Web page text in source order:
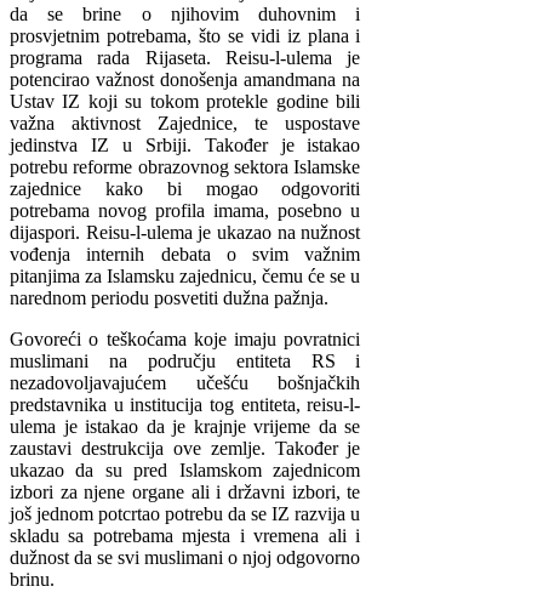
da se brine o njihovim duhovnim i
prosvjetnim potrebama, što se vidi iz plana i
programa rada Rijaseta. Reisu-l-ulema je
potencirao važnost donošenja amandmana na
Ustav IZ koji su tokom protekle godine bili
važna aktivnost Zajednice, te uspostave
jedinstva IZ u Srbiji. Također je istakao
potrebu reforme obrazovnog sektora Islamske
zajednice kako bi mogao odgovoriti
potrebama novog profila imama, posebno u
dijaspori. Reisu-l-ulema je ukazao na nužnost
vođenja internih debata o svim važnim
pitanjima za Islamsku zajednicu, čemu će se u
narednom periodu posvetiti dužna pažnja.
Govoreći o teškoćama koje imaju povratnici
muslimani na području entiteta RS i
nezadovoljavajućem učešću bošnjačkih
predstavnika u institucija tog entiteta, reisu-l-
ulema je istakao da je krajnje vrijeme da se
zaustavi destrukcija ove zemlje. Također je
ukazao da su pred Islamskom zajednicom
izbori za njene organe ali i državni izbori, te
još jednom potcrtao potrebu da se IZ razvija u
skladu sa potrebama mjesta i vremena ali i
dužnost da se svi muslimani o njoj odgovorno
brinu.